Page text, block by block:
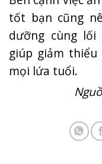
tốt bạn cũng
dưỡng cùng
giúp giảm
mọi lứa tuổi.